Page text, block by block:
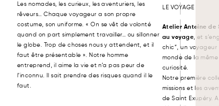
Les nomades, les curieux, les aventuriers, les
rêveurs… Chaque voyageur a son propre
costume, son uniforme. « On se vêt de volonté
quand on part simplement travailler… ou sillonner
le globe. Trop de choses nous y attendent, et il
faut être présentable ». Notre homme
entreprend, il aime la vie et n’a pas peur de
l’inconnu. Il sait prendre des risques quand il le
faut.
LE VOYAGE
Atelier Antoine de
au voyage, et
chic”, un
monde de la
curiosité.
Notre première
missions et les
de Saint Exupéry.